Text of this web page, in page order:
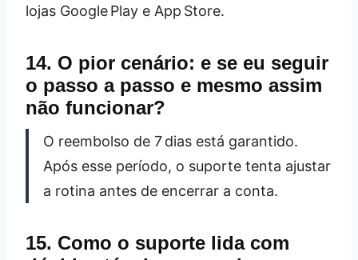
lojas Google Play e App Store.
14. O pior cenário: e se eu seguir
o passo a passo e mesmo assim
não funcionar?
O reembolso de 7 dias está garantido.
Após esse período, o suporte tenta ajustar
a rotina antes de encerrar a conta.
15. Como o suporte lida com